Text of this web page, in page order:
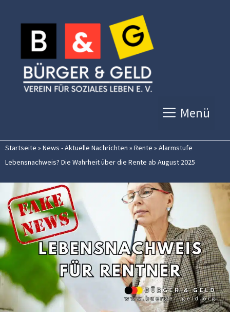
Inhalt
springen
Menü
Startseite » News - Aktuelle Nachrichten » Rente » Alarmstufe
Lebensnachweis? Die Wahrheit über die Rente ab August 2025